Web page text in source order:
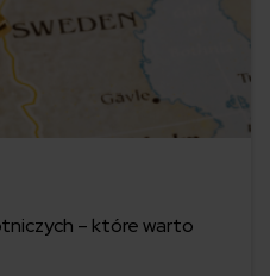
– które warto